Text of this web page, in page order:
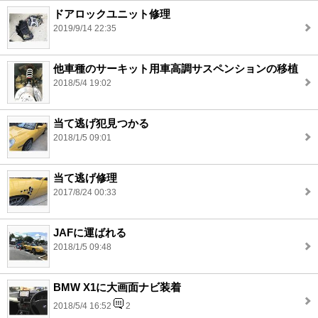
ドアロックユニット修理
2019/9/14 22:35
他車種のサーキット用車高調サスペンションの移植
2018/5/4 19:02
当て逃げ犯見つかる
2018/1/5 09:01
当て逃げ修理
2017/8/24 00:33
JAFに運ばれる
2018/1/5 09:48
BMW X1に大画面ナビ装着
2018/5/4 16:52 2